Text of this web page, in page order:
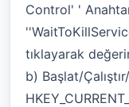
Control' '
tıklayarak
b) Başlat/